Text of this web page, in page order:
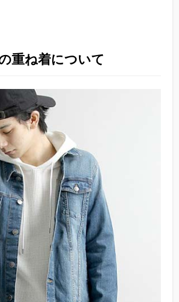
重ね着について